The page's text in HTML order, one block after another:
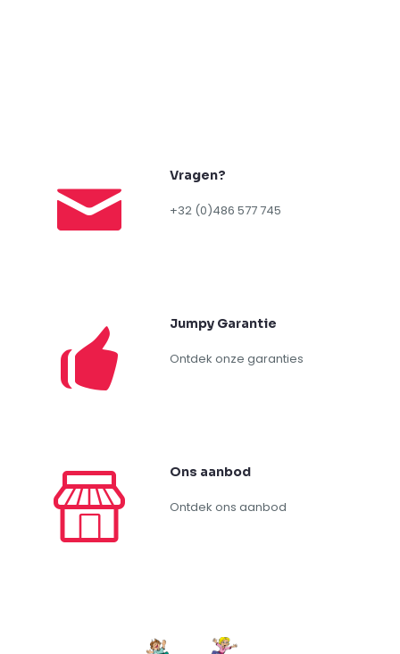
Vragen?
+32 (0)486 577 745
Jumpy Garantie
Ontdek onze garanties
Ons aanbod
Ontdek ons aanbod